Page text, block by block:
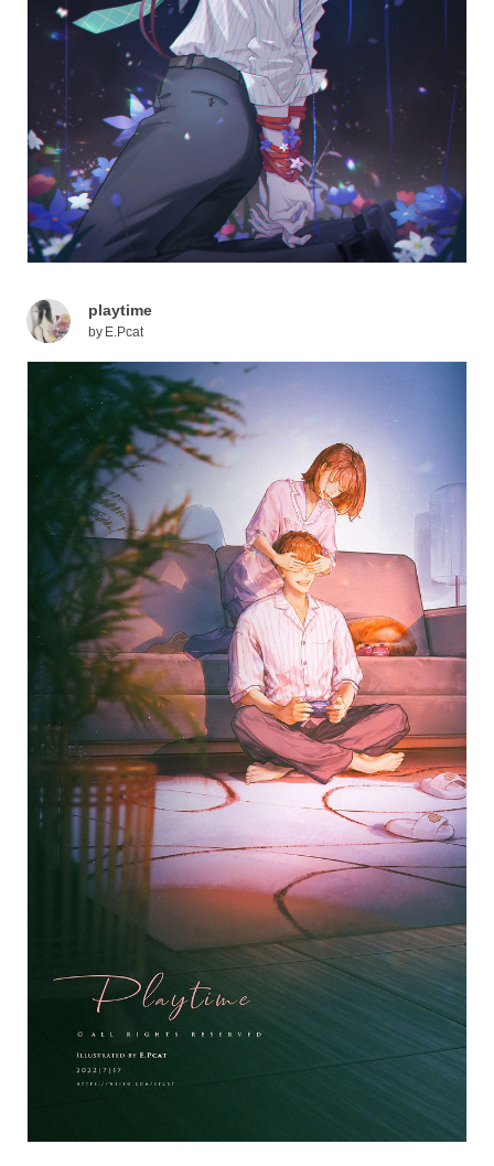
playtime
by E.Pcat